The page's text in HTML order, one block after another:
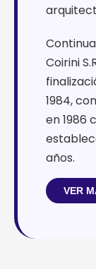
Coirini
1984,
en 1986
años.
VER